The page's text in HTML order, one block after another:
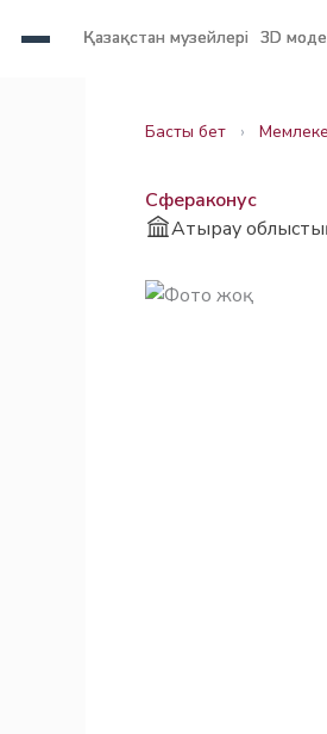
Қазақстан музейлері 3D
Қазақстан музейлері 3D
Басты бет ›
Сфераконус
Атырау